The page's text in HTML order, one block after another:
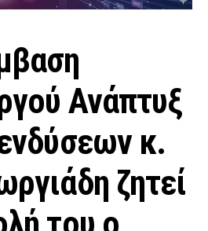
Ανάπτυξ
κ.
ζητεί